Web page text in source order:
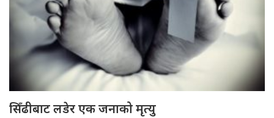
सिँढीबाट लडेर एक जनाको मृत्यु